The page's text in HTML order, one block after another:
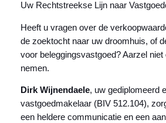
Uw Rechtstreekse Lijn naar
Heeft u vragen over de
de zoektocht naar uw droomhuis, of
voor beleggingsvastgoed? Aarzel
nemen.
Dirk Wijnendaele, uw gediplomeerd
vastgoedmakelaar (BIV 512.104),
een heldere communicatie en een